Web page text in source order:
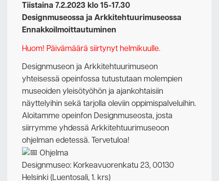
Design District Helsingin
Ota yhteyttä
Tiistaina 7.2.2023 klo 15-17.30
Designmuseossa ja Arkkitehtuurimuseossa
Ennakkoilmoittautuminen
Huom! Päivämäärä siirtynyt helmikuulle.
Designmuseon ja Arkkitehtuurimuseon
yhteisessä opeinfossa tutustutaan molempien
museoiden yleisötyöhön ja ajankohtaisiin
näyttelyihin sekä tarjolla oleviin oppimispalveluihin.
Aloitamme opeinfon Designmuseosta, josta
siirrymme yhdessä Arkkitehtuurimuseoon
ohjelman edetessä. Tervetuloa!
Ohjelma
Designmuseo: Korkeavuorenkatu 23, 00130
Helsinki (Luentosali, 1. krs)